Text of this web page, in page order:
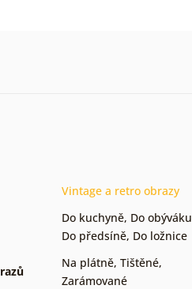
Vintage a retro obrazy
Do kuchyně, Do obýváku
Do předsíně, Do ložnice
Na plátně, Tištěné,
Zarámované